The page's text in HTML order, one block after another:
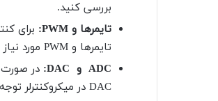
بررسی کنید.
تایمرها و
: برای
تایمرها و PWM مورد نیاز توجه کنید.
ADC و :
DAC در میکروکنترلر توجه کنید.